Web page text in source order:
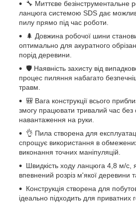
🔧 Миттєве безінструментальне
ланцюга системою SDS дає
пилу прямо під час роботи.
🌲 Довжина робочої шини
оптимально для акуратного
порід деревини.
🛡 Наявність захисту від
процес пиляння набагато
травм.
🎒 Вага конструкції всього
змогу працювати тривалий час без
навантаження на руки.
👌 Пила створена для
спрощує використання в
виконання точних маніпуляцій.
Швидкість ходу ланцюга 4,8 м/с,
впевнений розріз м'якої деревини
Конструкція створена для
ідеально підходить для приватних